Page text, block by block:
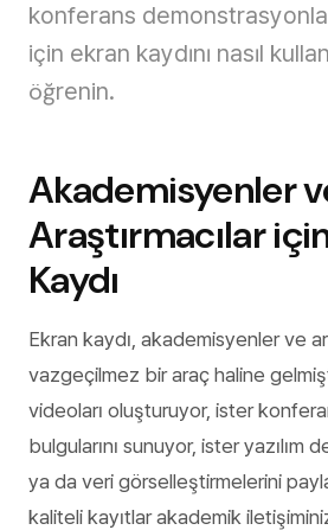
konferans
için ekran kaydını nasıl
öğrenin.
Akademisyenler
Araştırmacılar
Kaydı
Ekran kaydı, akademisyenler ve
vazgeçilmez bir araç haline
videoları oluşturuyor, ister
bulgularını sunuyor, ister yazılım
ya da veri görselleştirmelerini
kaliteli kayıtlar akademik